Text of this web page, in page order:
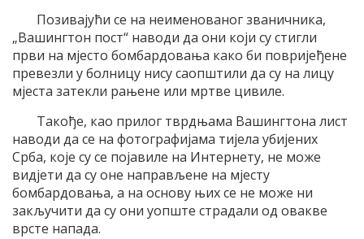
Позивајући се на неименованог званичника,
„Вашингтон пост“ наводи да они који су стигли
први на мјесто бомбардовања како би повријеђене
превезли у болницу нису саопштили да су на лицу
мјеста затекли рањене или мртве цивиле.
Такође, као прилог тврдњама Вашингтона лист
наводи да се на фотографијама тијела убијених
Срба, које су се појавиле на Интернету, не може
видјети да су оне направљене на мјесту
бомбардовања, а на основу њих се не може ни
закључити да су они уопште страдали од овакве
врсте напада.